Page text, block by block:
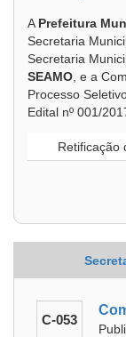
A Prefeitura
Secretaria
Secretaria
SEAMO , e a
Processo
Edital nº 001/
Retificação
C-053